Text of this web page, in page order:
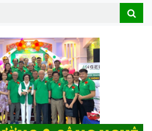
Search